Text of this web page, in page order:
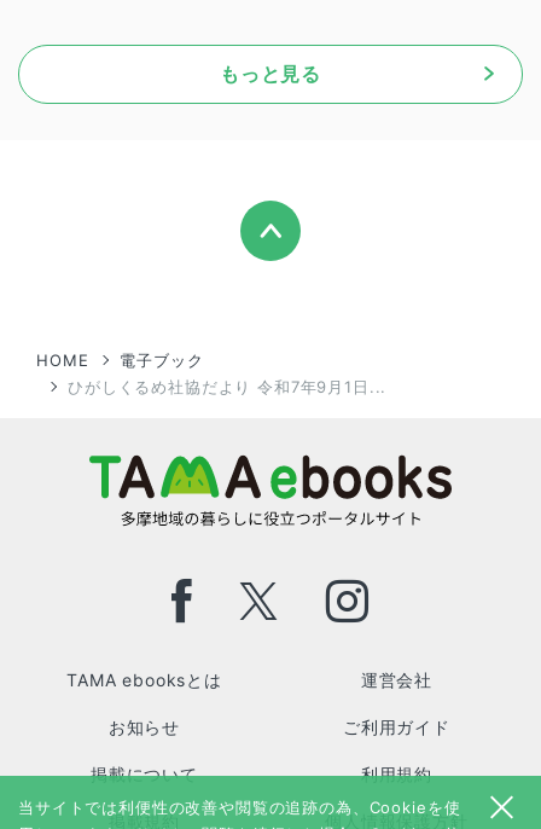
もっと見る
HOME
電子ブック
ひがしくるめ社協だより 令和7年9月1日...
TAMA ebooksとは 運営会社
お知らせ ご利用ガイド
掲載について 利用規約
掲載規約 個人情報保護方針
当サイトでは利便性の改善や閲覧の追跡の為、Cookieを使